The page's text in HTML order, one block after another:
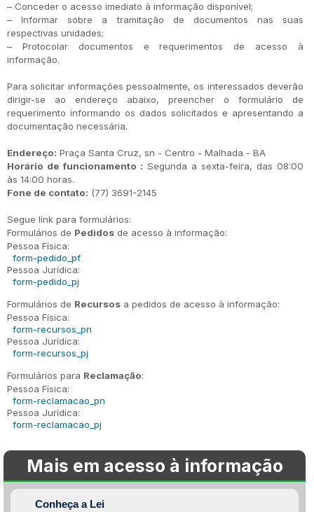
– Conceder o acesso imediato à informação disponível;
– Informar sobre a tramitação de documentos nas suas
respectivas unidades;
– Protocolar documentos e requerimentos de acesso à
informação.
Para solicitar informações pessoalmente, os interessados deverão
dirigir-se ao endereço abaixo, preencher o formulário de
requerimento informando os dados solicitados e apresentando a
documentação necessária.
Endereço: Praça Santa Cruz, sn - Centro - Malhada - BA
Horário de funcionamento : Segunda a sexta-feira, das 08:00
às 14:00 horas.
Fone de contato: (77) 3691-2145
Segue link para formulários:
Formulários de Pedidos de acesso à informação:
Pessoa Física:
form-pedido_pf
Pessoa Jurídica:
form-pedido_pj
Formulários de Recursos a pedidos de acesso à informação:
Pessoa Física:
form-recursos_pn
Pessoa Jurídica:
form-recursos_pj
Formulários para Reclamação:
Pessoa Física:
form-reclamacao_pn
Pessoa Jurídica:
form-reclamacao_pj
Mais em acesso à informação
Conheça a Lei